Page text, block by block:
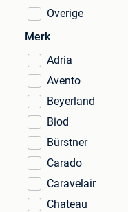
Overige
Merk
Adria
Avento
Beyerland
Biod
Bürstner
Carado
Caravelair
Chateau